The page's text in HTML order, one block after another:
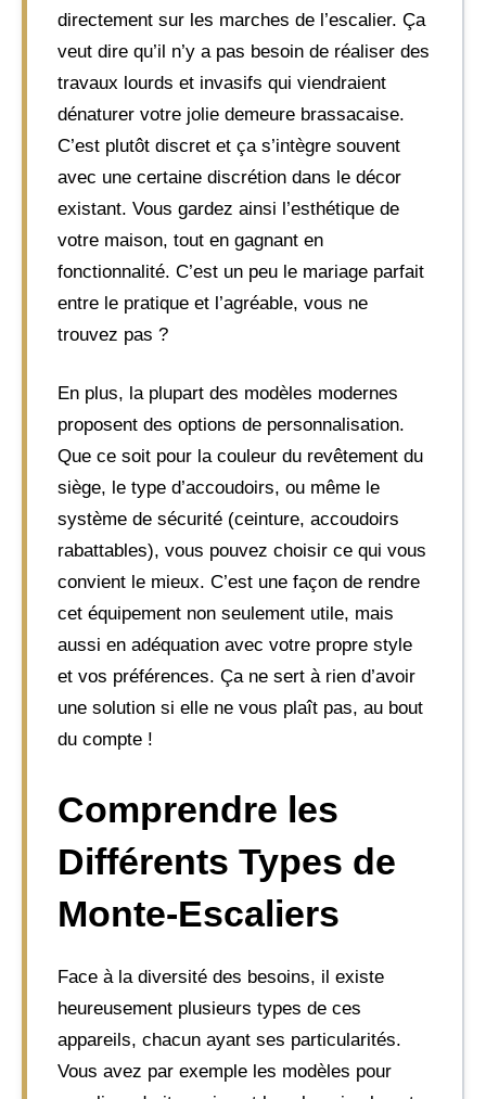
directement sur les marches de l’escalier. Ça
veut dire qu’il n’y a pas besoin de réaliser des
travaux lourds et invasifs qui viendraient
dénaturer votre jolie demeure brassacaise.
C’est plutôt discret et ça s’intègre souvent
avec une certaine discrétion dans le décor
existant. Vous gardez ainsi l’esthétique de
votre maison, tout en gagnant en
fonctionnalité. C’est un peu le mariage parfait
entre le pratique et l’agréable, vous ne
trouvez pas ?
En plus, la plupart des modèles modernes
proposent des options de personnalisation.
Que ce soit pour la couleur du revêtement du
siège, le type d’accoudoirs, ou même le
système de sécurité (ceinture, accoudoirs
rabattables), vous pouvez choisir ce qui vous
convient le mieux. C’est une façon de rendre
cet équipement non seulement utile, mais
aussi en adéquation avec votre propre style
et vos préférences. Ça ne sert à rien d’avoir
une solution si elle ne vous plaît pas, au bout
du compte !
Comprendre les
Différents Types de
Monte-Escaliers
Face à la diversité des besoins, il existe
heureusement plusieurs types de ces
appareils, chacun ayant ses particularités.
Vous avez par exemple les modèles pour